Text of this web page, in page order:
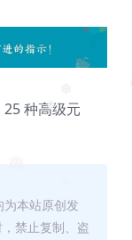
❅❅
种高级元
本站原创发
禁止复制、盗